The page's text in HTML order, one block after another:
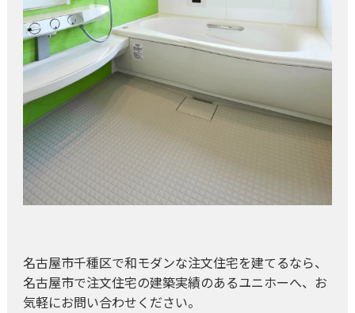
名古屋市千種区で和モダンな注文住宅を建てるなら、
名古屋市で注文住宅の建築実績のあるユニホーへ、お
気軽にお問い合わせください。